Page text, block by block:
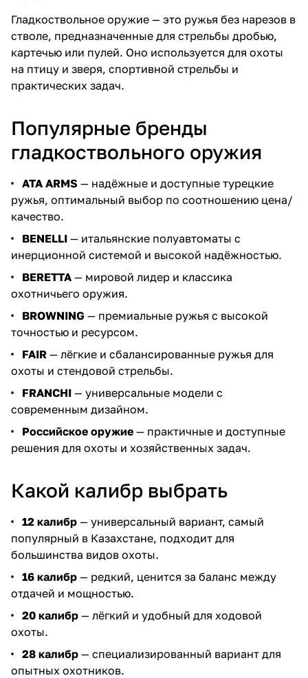
Гладкоствольное оружие — это ружья без нарезов в
стволе, предназначенные для стрельбы дробью,
картечью или пулей. Оно используется для охоты
на птицу и зверя, спортивной стрельбы и
практических задач.
Популярные бренды
гладкоствольного оружия
ATA ARMS — надёжные и доступные турецкие
ружья, оптимальный выбор по соотношению цена/
качество.
BENELLI — итальянские полуавтоматы с
инерционной системой и высокой надёжностью.
BERETTA — мировой лидер и классика
охотничьего оружия.
BROWNING — премиальные ружья с высокой
точностью и ресурсом.
FAIR — лёгкие и сбалансированные ружья для
охоты и стендовой стрельбы.
FRANCHI — универсальные модели с
современным дизайном.
Российское оружие — практичные и доступные
решения для охоты и хозяйственных задач.
Какой калибр выбрать
12 калибр — универсальный вариант, самый
популярный в Казахстане, подходит для
большинства видов охоты.
16 калибр — редкий, ценится за баланс между
отдачей и мощностью.
20 калибр — лёгкий и удобный для ходовой
охоты.
28 калибр — специализированный вариант для
опытных охотников.